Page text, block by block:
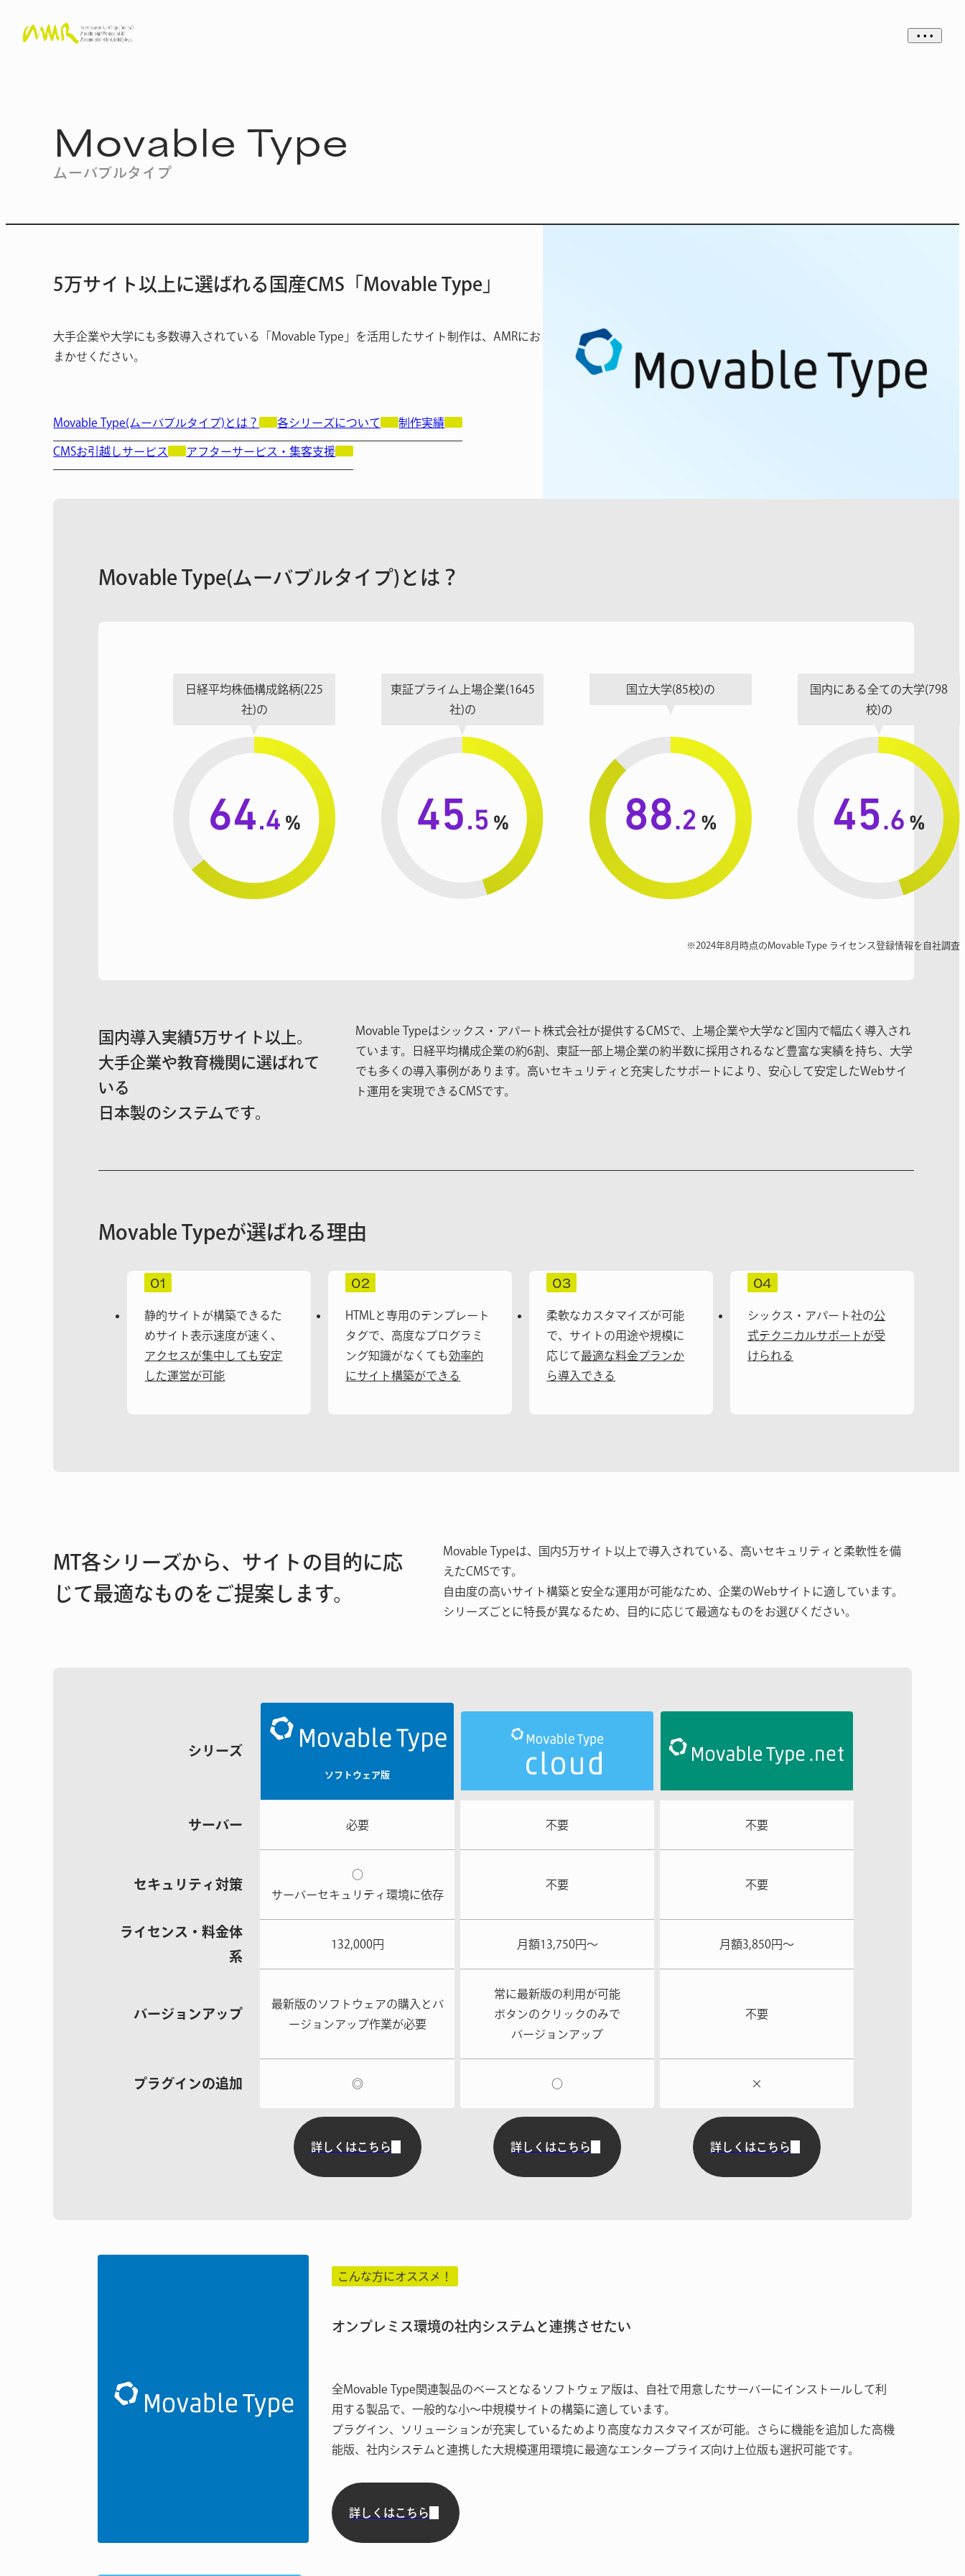
• • •
Movable Type
ムーバブルタイプ
5万サイト以上に選ばれる国産CMS 「Movable Type」
大手企業や大学にも多数導入されている「Movable Type」を活用したサイト制作は、AMRにお
まかせください。
Movable Type(ムーバブルタイプ)とは？ 各シリーズについて 制作実績
CMSお引越しサービス アフターサービス・集客支援
Movable Type(ムーバブルタイプ)とは？
日経平均株価構成銘柄(225
社)の
東証プライム上場企業(1645
社)の
国立大学(85校)の 国内にある全ての大学(798
校)の
※2024年8月時点のMovable Type ライセンス登録情報を自社調査
国内導入実績5万サイト以上。
大手企業や教育機関に選ばれて
いる
日本製のシステムです。
Movable Typeはシックス・アパート株式会社が提供するCMSで、上場企業や大学など国内で幅広く導入され
ています。日経平均構成企業の約6割、東証一部上場企業の約半数に採用されるなど豊富な実績を持ち、大学
でも多くの導入事例があります。高いセキュリティと充実したサポートにより、安心して安定したWebサイ
ト運用を実現できるCMSです。
Movable Typeが選ばれる理由
01
静的サイトが構築できるた
めサイト表示速度が速く、
アクセスが集中しても安定
した運営が可能
02
HTMLと専用のテンプレート
タグで、高度なプログラミ
ング知識がなくても効率的
にサイト構築ができる
03
柔軟なカスタマイズが可能
で、サイトの用途や規模に
応じて最適な料金プランか
ら導入できる
04
シックス・アパート社の公
式テクニカルサポートが受
けられる
MT各シリーズから、サイトの目的に応
じて最適なものをご提案します。
Movable Typeは、国内5万サイト以上で導入されている、高いセキュリティと柔軟性を備
えたCMSです。
自由度の高いサイト構築と安全な運用が可能なため、企業のWebサイトに適しています。
シリーズごとに特長が異なるため、目的に応じて最適なものをお選びください。
シリーズ
ソフトウェア版
サーバー 必要 不要 不要
セキュリティ対策
○
サーバーセキュリティ環境に依存
不要 不要
ライセンス・料金体
系
132,000円 月額13,750円〜 月額3,850円〜
バージョン アップ
最新版のソフトウェアの購入と バ
ージョンアップ作業が必要
常に最新版の利用が可能
ボタンのクリックのみで
バージョンアップ
不要
プラグインの追加 ◎ ○ ×
詳しくはこちら 詳しくはこちら 詳しくはこちら
こんな方に オススメ！
オンプレミス環境の社内システムと連携させたい
全Movable Type関連製品のベースとなるソフトウェア版は、自社で用意したサーバーにインストールして利
用する製品で、一般的な小〜中規模サイトの構築に適しています。
プラグイン、ソリューションが充実しているためより高度なカスタマイズが可能。さらに機能を追加した高機
能版、社内システムと連携した大規模運用環境に最適なエンタープライズ向け上位版も選択可能です。
詳しくはこちら